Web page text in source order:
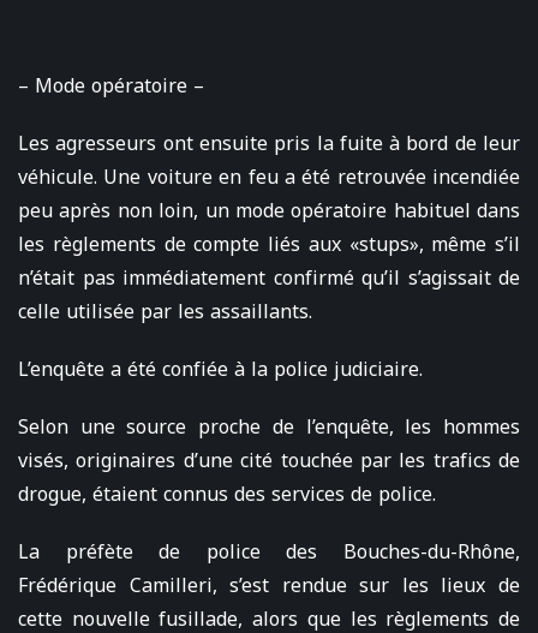
– Mode opératoire –
Les agresseurs ont ensuite pris la fuite à bord de leur
véhicule. Une voiture en feu a été retrouvée incendiée
peu après non loin, un mode opératoire habituel dans
les règlements de compte liés aux «stups», même s’il
n’était pas immédiatement confirmé qu’il s’agissait de
celle utilisée par les assaillants.
L’enquête a été confiée à la police judiciaire.
Selon une source proche de l’enquête, les hommes
visés, originaires d’une cité touchée par les trafics de
drogue, étaient connus des services de police.
La préfète de police des Bouches-du-Rhône,
Frédérique Camilleri, s’est rendue sur les lieux de
cette nouvelle fusillade, alors que les règlements de